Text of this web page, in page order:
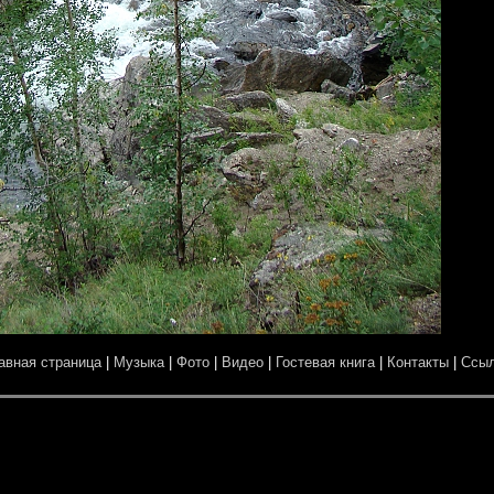
страница| Музыка| Фото Видео Гостевая книга| Контакты